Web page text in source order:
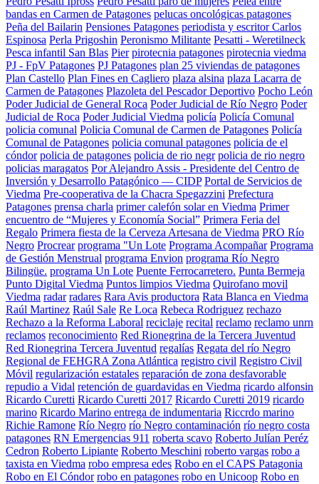
bandas en Carmen de Patagones pelucas oncológicas patagones
Peña del Bailarin Pensiones Patagones periodista y escritor Carlos
Espinosa Perla Prigoshin Peronismo Militante Pesatti - Weretilneck
Pesca infantil San Blas Pier pirotecnia patagones pirotecnia viedma
PJ - FpV Patagones PJ Patagones plan 25 viviendas de patagones
Plan Castello Plan Fines en Cagliero plaza alsina plaza Lacarra de
Carmen de Patagones Plazoleta del Pescador Deportivo Pocho León
Poder Judicial de General Roca Poder Judicial de Río Negro Poder
Judicial de Roca Poder Judicial Viedma policía Policía Comunal
policia comunal Policia Comunal de Carmen de Patagones Policía
Comunal de Patagones policia comunal patagones policia de el
cóndor policia de patagones policia de rio negr policia de rio negro
policias maragatos Por Alejandro Assis - Presidente del Centro de
Inversión y Desarrollo Patagónico — CIDP Portal de Servicios de
Viedma Pre-cooperativa de la Chacra Spegazzini Prefectura
Patagones prensa charla primer calefón solar en Viedma Primer
encuentro de “Mujeres y Economía Social” Primera Feria del
Regalo Primera fiesta de la Cerveza Artesana de Viedma PRO Río
Negro Procrear programa "Un Lote Programa Acompañar Programa
de Gestión Menstrual programa Envion programa Río Negro
Bilingüe. programa Un Lote Puente Ferrocarretero. Punta Bermeja
Punto Digital Viedma Puntos limpios Viedma Quirofano movil
Viedma radar radares Rara Avis productora Rata Blanca en Viedma
Raúl Martinez Raúl Sale Re Loca Rebeca Rodriguez rechazo
Rechazo a la Reforma Laboral reciclaje recital reclamo reclamo unrn
reclamos reconocimiento Red Rionegrina de la Tercera Juventud
Red Rionegrina Tercera Juventud regalías Regata del río Negro
Regional de FEHGRA Zona Atlántica registro civil Registro Civil
Móvil regularización estatales reparación de zona desfavorable
repudio a Vidal retención de guardavidas en Viedma ricardo alfonsin
Ricardo Curetti Ricardo Curetti 2017 Ricardo Curetti 2019 ricardo
marino Ricardo Marino entrega de indumentaria Riccrdo marino
Richie Ramone Río Negro río Negro contaminación río negro costa
patagones RN Emergencias 911 roberta scavo Roberto Julían Peréz
Cedron Roberto Lipiante Roberto Meschini roberto vargas robo a
taxista en Viedma robo empresa edes Robo en el CAPS Patagonia
Robo en El Cóndor robo en patagones robo en Unicoop Robo en